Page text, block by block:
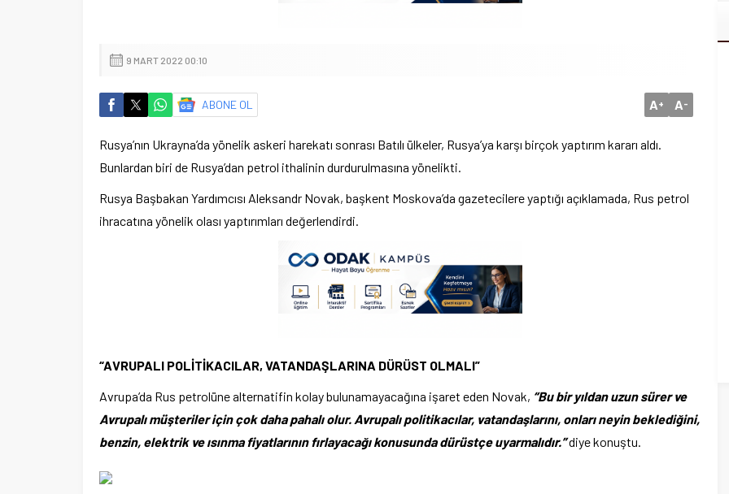
9 MART 2022 00:10
ABONE OL A+ A-
Rusya’nın Ukrayna’da yönelik askeri harekatı sonrası Batılı ülkeler, Rusya’ya karşı birçok yaptırım kararı aldı.
Bunlardan biri de Rusya’dan petrol ithalinin durdurulmasına yönelikti.
Rusya Başbakan Yardımcısı Aleksandr Novak, başkent Moskova’da gazetecilere yaptığı açıklamada, Rus petrol
ihracatına yönelik olası yaptırımları değerlendirdi.
“AVRUPALI POLİTİKACILAR, VATANDAŞLARINA DÜRÜST OLMALI”
Avrupa’da Rus petrolüne alternatifin kolay bulunamayacağına işaret eden Novak, “Bu bir yıldan uzun sürer ve
Avrupalı müşteriler için çok daha pahalı olur. Avrupalı politikacılar, vatandaşlarını, onları neyin beklediğini,
benzin, elektrik ve ısınma fiyatlarının fırlayacağı konusunda dürüstçe uyarmalıdır.”diye konuştu.